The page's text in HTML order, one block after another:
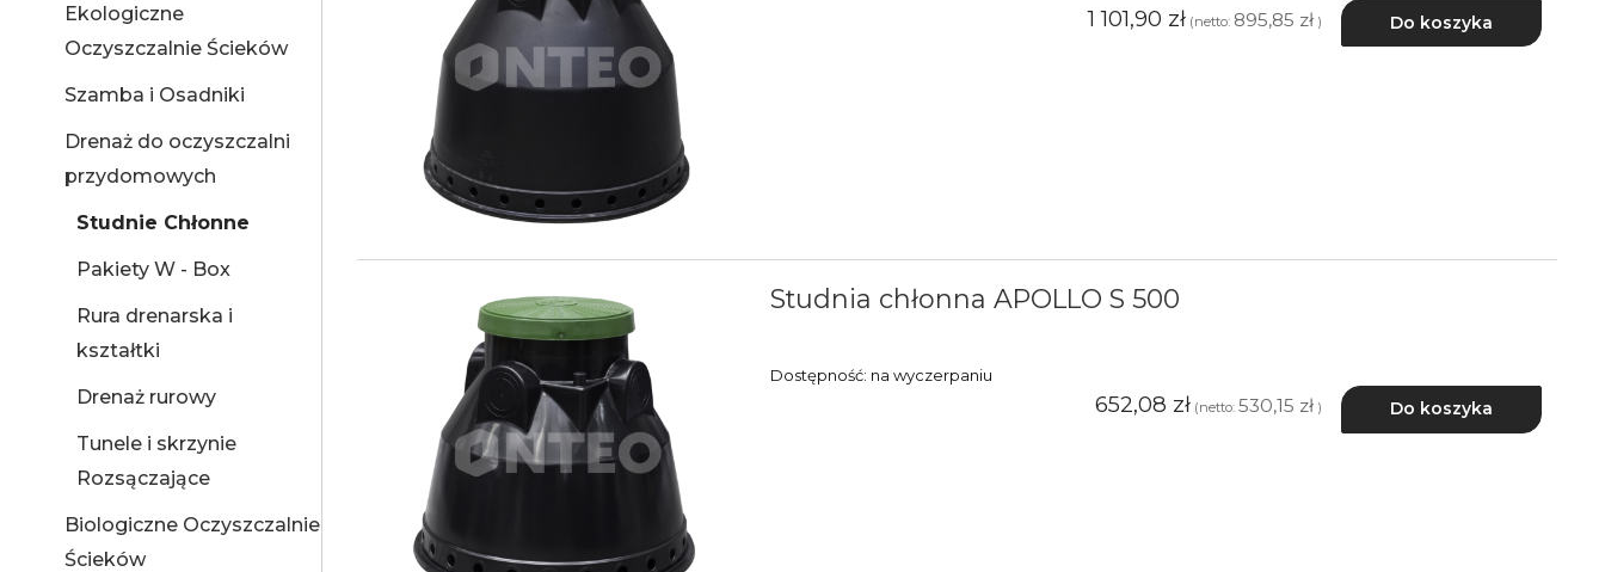
Ekologiczne
Oczyszczalnie Ścieków
Szamba i Osadniki
Drenaż do oczyszczalni
przydomowych
Studnie Chłonne
Pakiety W - Box
Rura drenarska i
kształtki
Drenaż rurowy
Tunele i skrzynie
Rozsączające
Biologiczne Oczyszczalnie
Ścieków
1 101,90 zł (netto: 895,85 zł) Do koszyka
Studnia chłonna APOLLO S 500
Dostępność: na wyczerpaniu
652,08 zł (netto: 530,15 zł) Do koszyka